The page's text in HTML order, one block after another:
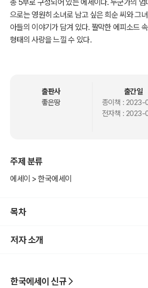
총 5부로 구성되어 있는 에세이다. 누군가의
으로는 영원히 소녀로 남고 싶은 희순 씨와 그
아들의 이야기가 담겨 있다. 짤막한 에피소드
형태의 사랑을 느낄 수 있다.
출판사
좋은땅
출간일
종이책 : 2023-
전자책 : 2023-
주제 분류
에세이 > 한국에세이
목차
저자 소개
한국에세이 신규